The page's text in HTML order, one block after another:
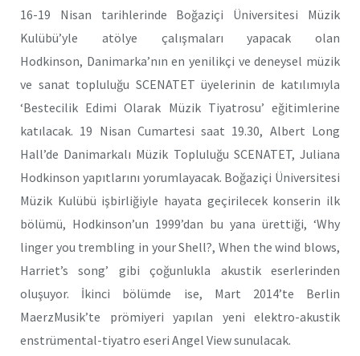
16-19 Nisan tarihlerinde Boğaziçi Üniversitesi Müzik
Kulübü’yle atölye çalışmaları yapacak olan
Hodkinson, Danimarka’nın en yenilikçi ve deneysel müzik
ve sanat topluluğu SCENATET üyelerinin de katılımıyla
‘Bestecilik Edimi Olarak Müzik Tiyatrosu’ eğitimlerine
katılacak. 19 Nisan Cumartesi saat 19.30, Albert Long
Hall’de Danimarkalı Müzik Topluluğu SCENATET, Juliana
Hodkinson yapıtlarını yorumlayacak. Boğaziçi Üniversitesi
Müzik Kulübü işbirliğiyle hayata geçirilecek konserin ilk
bölümü, Hodkinson’un 1999’dan bu yana ürettiği, ‘Why
linger you trembling in your Shell?, When the wind blows,
Harriet’s song’ gibi çoğunlukla akustik eserlerinden
oluşuyor. İkinci bölümde ise, Mart 2014’te Berlin
MaerzMusik’te prömiyeri yapılan yeni elektro-akustik
enstrümental-tiyatro eseri Angel View sunulacak.